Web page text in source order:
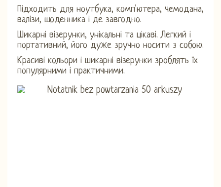
Підходить для ноутбука, комп'ютера, чемодана,
валізи, щоденника і де завгодно.
Шикарні візерунки, унікальні та цікаві. Легкий і
портативний, його дуже зручно носити з собою.
Красиві кольори і шикарні візерунки зроблять їх
популярними і практичними.